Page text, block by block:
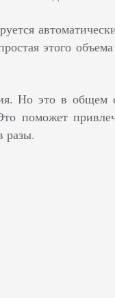
этого объема
Но это в общем
поможет
разы.